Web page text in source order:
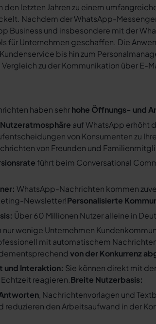
den letzten Jahren zu einem
Nachdem der WhatsApp-
Business und insbesondere mit der
für Unternehmen geschaffen. Die
bis hin zum
zu der Kommunikation über E-
haben sehrhohe Öffnungs- und
auf WhatsApp erhöht
von Konsumenten zu
von Freunden und
führt beim Conversational
WhatsApp-Nachrichten kommen
Newsletter!Personalisierte
Über 60 Millionen Nutzer alleine in
wenige Unternehmen
mit automatischem
von der Konkurrenz
und Interaktion: Sie können direkt mit
reagieren.Breite Nutzerbasis:
, Nachrichtenvorlagen und
reduzieren den Arbeitsaufwand in der